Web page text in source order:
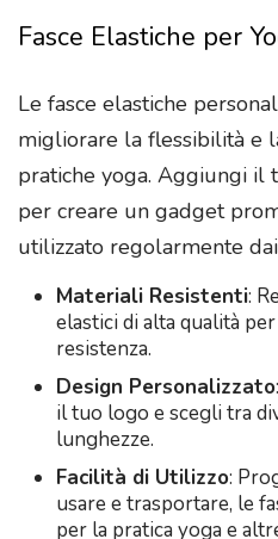
Fasce Elastiche per
Le fasce elastiche
migliorare la flessibilità e
pratiche yoga. Aggiungi il
per creare un gadget
utilizzato regolarmente
Materiali Resistenti:
elastici di alta qualità
resistenza.
Design Personalizzato
il tuo logo e scegli tra
lunghezze.
Facilità di Utilizzo:
usare e trasportare, le
per la pratica yoga e